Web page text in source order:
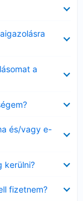
a
és/vagy e-
kerülni?
fizetnem?